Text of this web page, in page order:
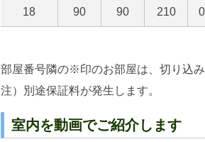
部屋番号隣の※印のお部屋は、切り込み
注）別途保証料が発生します。
室内を動画でご紹介します